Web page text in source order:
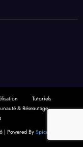
Tutoriels
& Réseautage
| Powered BySpiceThemes